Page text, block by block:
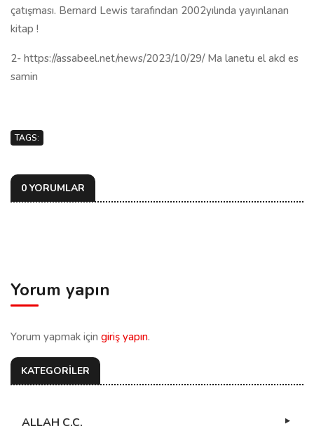
çatışması. Bernard Lewis tarafından 2002yılında yayınlanan
kitap !
2- https://assabeel.net/news/2023/10/29/ Ma lanetu el akd es
samin
TAGS:
0 YORUMLAR
Yorum yapın
Yorum yapmak için giriş yapın.
KATEGORİLER
ALLAH C.C.